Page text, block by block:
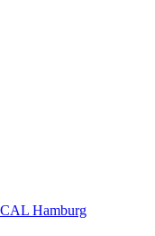
Hamburg